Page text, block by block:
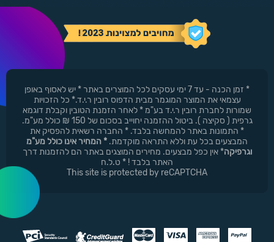
* זמן הכנה - עד 7 ימי עסקים לכל המוצרים באתר * יש לאסוף באופן
עצמאי את המוצר המוגמר מבית הדפוס רובין ר.י.ד.* כל הזכויות
שמורות לחברת רובין ר.י.ד בע"מ * לאחר הזמנת הטובין וקבלת דוגמא
גרפית ( סקיצה ). ביטול ההזמנה יחוייב בסכום של 150 ₪ כולל מע"מ.
* התמונות באתר להמחשה בלבד. * החברה רשאית להפסיק את
המבצעים בכל עת וללא התראה מוקדמת. * המחיר אינו כולל מע"מ
וגרפיקה* אין כפל מבצעים. מחירים המוצגים באתר הם להזמנות דרך
האתר בלבד ! * ט.ל.ח
This site is protected by reCAPTCHA